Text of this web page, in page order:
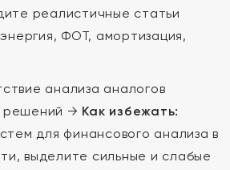
реалистичные статьи
ФОТ, амортизация,
анализа аналогов
решений → Как избежать:
для финансового анализа в
выделите сильные и слабые